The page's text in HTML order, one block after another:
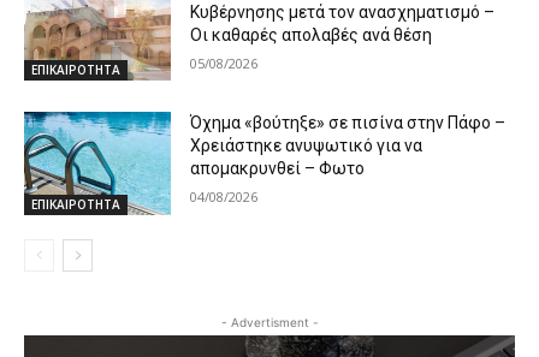
ΕΠΙΚΑΙΡΟΤΗΤΑ
Κυβέρνησης μετά τον ανασχηματισμό –
Οι καθαρές απολαβές ανά θέση
05/08/2026
ΕΠΙΚΑΙΡΟΤΗΤΑ
Όχημα «βούτηξε» σε πισίνα στην Πάφο –
Χρειάστηκε ανυψωτικό για να
απομακρυνθεί – Φωτο
04/08/2026
- Advertisment -